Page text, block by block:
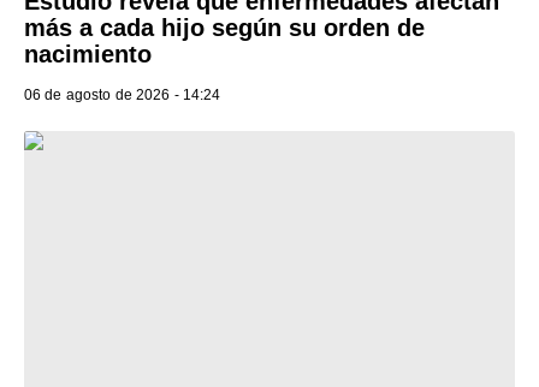
más a cada hijo según su orden de
nacimiento
06 de agosto de 2026 - 14:24